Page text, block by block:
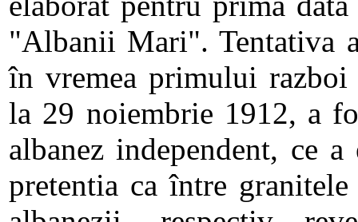
"Albanii Mari". Tentativa
în vremea primului
la 29 noiembrie 1912, a
albanez independent, ce
pretentia ca între